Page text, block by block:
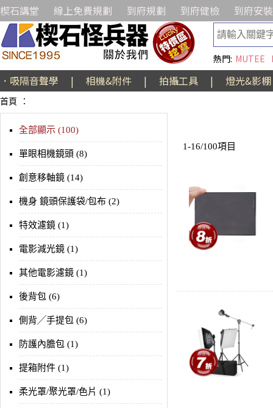
楔石講堂 線上免費規劃 到府規劃 到府健檢 到府安裝
熱門: MUTEE
．吸隔音聲學 | 相機&附件 | 拍攝工具 | 燈光&影棚
首頁 ：
全部顯示 (100)
單眼相機鏡頭 (8)
創意移軸鏡 (14)
機身 鏡頭保護袋/包布 (2)
特效濾鏡 (1)
電影減光鏡 (1)
其他電影濾鏡 (1)
後背包 (6)
側背╱手提包 (6)
防護內膽包 (1)
提箱附件 (1)
柔光罩/聚光罩/色片 (1)
1-16/100項目